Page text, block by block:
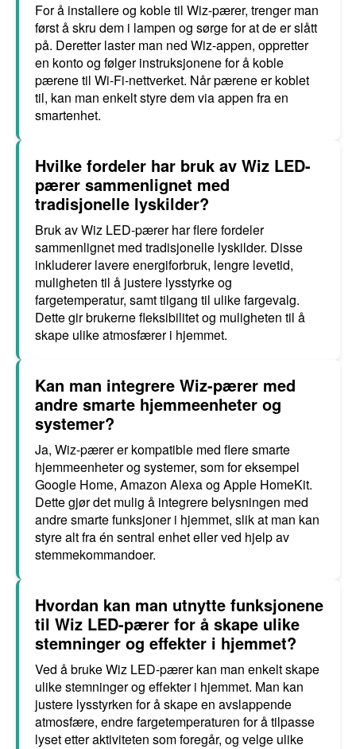
For å installere og koble til Wiz-pærer, trenger man
først å skru dem i lampen og sørge for at de er slått
på. Deretter laster man ned Wiz-appen, oppretter
en konto og følger instruksjonene for å koble
pærene til Wi-Fi-nettverket. Når pærene er koblet
til, kan man enkelt styre dem via appen fra en
smartenhet.
Hvilke fordeler har bruk av Wiz LED-
pærer sammenlignet med
tradisjonelle lyskilder?
Bruk av Wiz LED-pærer har flere fordeler
sammenlignet med tradisjonelle lyskilder. Disse
inkluderer lavere energiforbruk, lengre levetid,
muligheten til å justere lysstyrke og
fargetemperatur, samt tilgang til ulike fargevalg.
Dette gir brukerne fleksibilitet og muligheten til å
skape ulike atmosfærer i hjemmet.
Kan man integrere Wiz-pærer med
andre smarte hjemmeenheter og
systemer?
Ja, Wiz-pærer er kompatible med flere smarte
hjemmeenheter og systemer, som for eksempel
Google Home, Amazon Alexa og Apple HomeKit.
Dette gjør det mulig å integrere belysningen med
andre smarte funksjoner i hjemmet, slik at man kan
styre alt fra én sentral enhet eller ved hjelp av
stemmekommandoer.
Hvordan kan man utnytte funksjonene
til Wiz LED-pærer for å skape ulike
stemninger og effekter i hjemmet?
Ved å bruke Wiz LED-pærer kan man enkelt skape
ulike stemninger og effekter i hjemmet. Man kan
justere lysstyrken for å skape en avslappende
atmosfære, endre fargetemperaturen for å tilpasse
lyset etter aktiviteten som foregår, og velge ulike